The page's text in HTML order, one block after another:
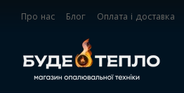
Про нас Блог Оплата і доставка